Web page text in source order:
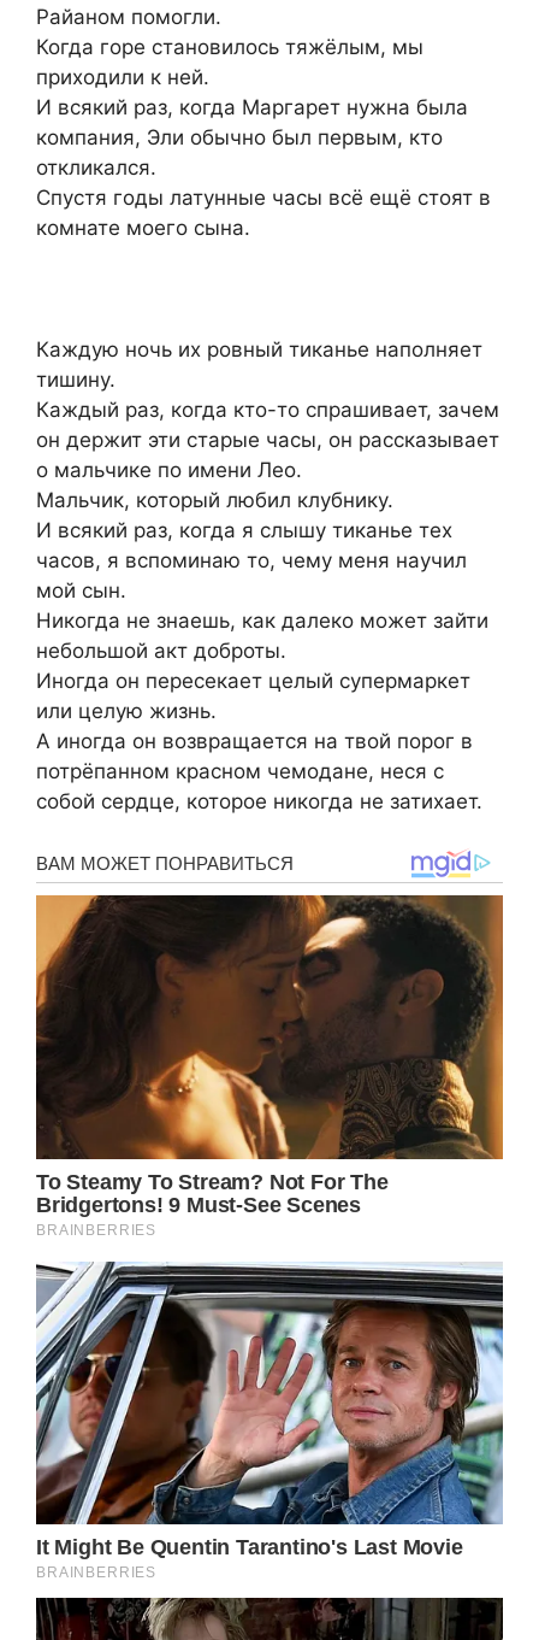
Райаном помогли.
Когда горе становилось тяжёлым, мы
приходили к ней.
И всякий раз, когда Маргарет нужна была
компания, Эли обычно был первым, кто
откликался.
Спустя годы латунные часы всё ещё стоят в
комнате моего сына.
Каждую ночь их ровный тиканье наполняет
тишину.
Каждый раз, когда кто-то спрашивает, зачем
он держит эти старые часы, он рассказывает
о мальчике по имени Лео.
Мальчик, который любил клубнику.
И всякий раз, когда я слышу тиканье тех
часов, я вспоминаю то, чему меня научил
мой сын.
Никогда не знаешь, как далеко может зайти
небольшой акт доброты.
Иногда он пересекает целый супермаркет
или целую жизнь.
А иногда он возвращается на твой порог в
потрёпанном красном чемодане, неся с
собой сердце, которое никогда не затихает.